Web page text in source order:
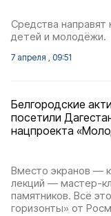
Средства направят
детей и молодёжи.
7 апреля , 09:51
Белгородские
посетили
нацпроекта
Вместо экранов —
лекций — мастер-
памятников. Всё
горизонты» от